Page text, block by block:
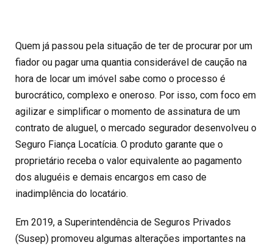
Quem já passou pela situação de ter de procurar por um
fiador ou pagar uma quantia considerável de caução na
hora de locar um imóvel sabe como o processo é
burocrático, complexo e oneroso. Por isso, com foco em
agilizar e simplificar o momento de assinatura de um
contrato de aluguel, o mercado segurador desenvolveu o
Seguro Fiança Locatícia. O produto garante que o
proprietário receba o valor equivalente ao pagamento
dos aluguéis e demais encargos em caso de
inadimplência do locatário.
Em 2019, a Superintendência de Seguros Privados
(Susep) promoveu algumas alterações importantes na